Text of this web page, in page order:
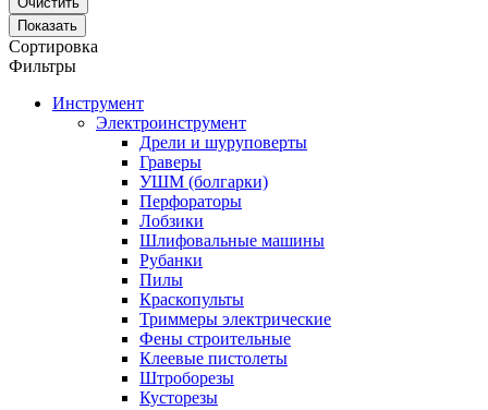
Сортировка
Фильтры
Инструмент
Электроинструмент
Дрели и шуруповерты
Граверы
УШМ (болгарки)
Перфораторы
Лобзики
Шлифовальные машины
Рубанки
Пилы
Краскопульты
Триммеры электрические
Фены строительные
Клеевые пистолеты
Штроборезы
Кусторезы